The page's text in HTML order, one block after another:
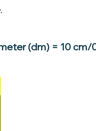
(dm) = 10 cm/